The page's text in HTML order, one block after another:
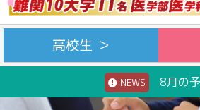
高校生 ＞
NEWS 8月の